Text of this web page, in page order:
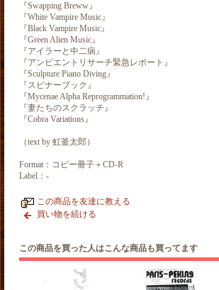
『Swapping Breww』
『White Vampire Music』
『Black Vampire Music』
『Green Alien Music』
『アイラーと中二病』
『アンビエントリサーチ緊急レポート』
『Sculpture Piano Diving』
『スピナーブック』
『Mycenae Alpha Reprogrammation!』
『妻たちのスクラッチ』
『Cobra Variations』
（text by 虹釜太郎）
Format：コピー冊子＋CD-R
Label：-
この商品を友達に教える
買い物を続ける
この商品を買った人はこんな商品も買ってます